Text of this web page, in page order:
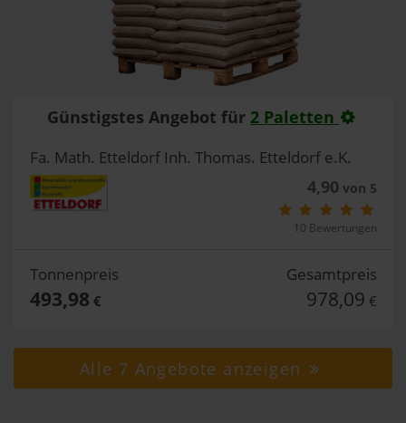
Günstigstes Angebot für 2 Paletten
Fa. Math. Etteldorf Inh. Thomas. Etteldorf e.K.
4,90 von 5
10 Bewertungen
Tonnenpreis
493,98 €
Gesamtpreis
978,09 €
Alle 7 Angebote anzeigen